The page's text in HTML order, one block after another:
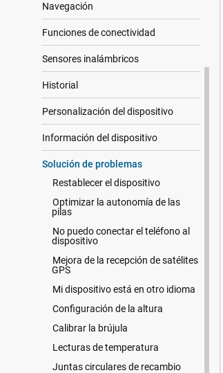
Navegación
Funciones de conectividad
Sensores inalámbricos
Historial
Personalización del dispositivo
Información del dispositivo
Solución de problemas
Restablecer el dispositivo
Optimizar la autonomía de las
pilas
No puedo conectar el teléfono al
dispositivo
Mejora de la recepción de satélites
GPS
Mi dispositivo está en otro idioma
Configuración de la altura
Calibrar la brújula
Lecturas de temperatura
Juntas circulares de recambio